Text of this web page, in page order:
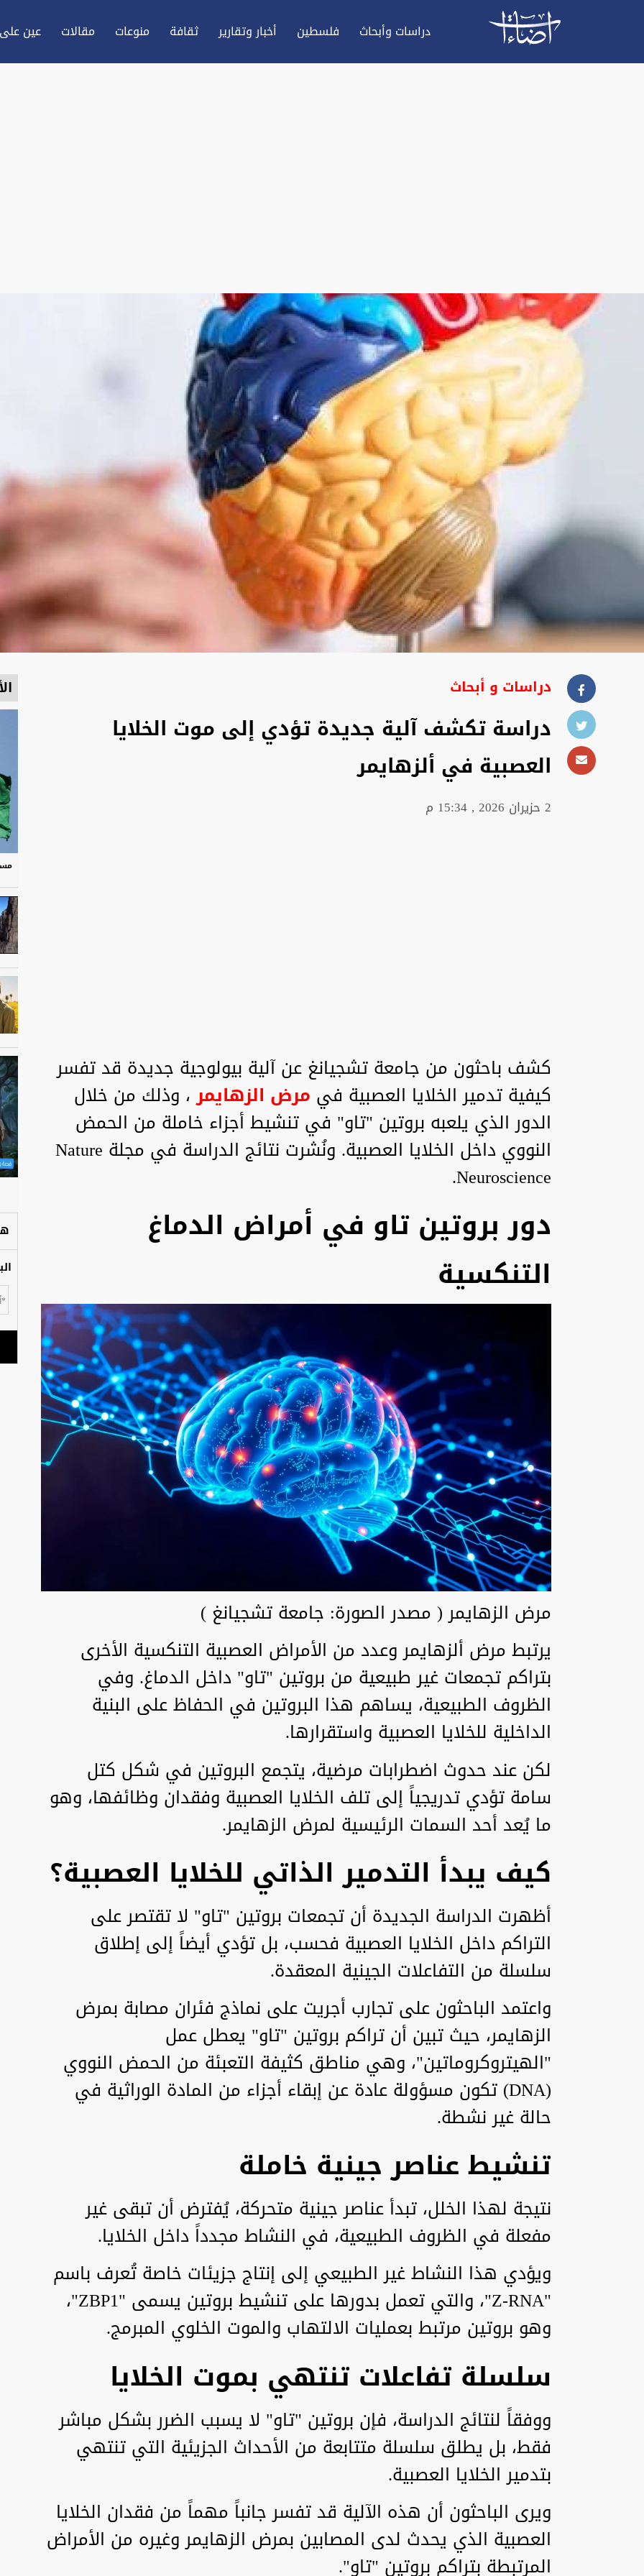
دراسات وأبحاث فلسطين أخبار وتقارير ثقافة منوعات مقالات عين
دراسات و أبحاث
دراسة تكشف آلية جديدة تؤدي إلى موت الخلايا
العصبية في ألزهايمر
2 حزيران 2026 , 15:34 م
كشف باحثون من جامعة تشجيانغ عن آلية بيولوجية جديدة قد تفسر
كيفية تدمير الخلايا العصبية في مرض الزهايمر، وذلك من خلال
الدور الذي يلعبه بروتين "تاو" في تنشيط أجزاء خاملة من الحمض
النووي داخل الخلايا العصبية. ونُشرت نتائج الدراسة في مجلة Nature
Neuroscience.
دور بروتين تاو في أمراض الدماغ
التنكسية
مرض الزهايمر ( مصدر الصورة: جامعة تشجيانغ )
يرتبط مرض ألزهايمر وعدد من الأمراض العصبية التنكسية الأخرى
بتراكم تجمعات غير طبيعية من بروتين "تاو" داخل الدماغ. وفي
الظروف الطبيعية، يساهم هذا البروتين في الحفاظ على البنية
الداخلية للخلايا العصبية واستقرارها.
لكن عند حدوث اضطرابات مرضية، يتجمع البروتين في شكل كتل
سامة تؤدي تدريجياً إلى تلف الخلايا العصبية وفقدان وظائفها، وهو
ما يُعد أحد السمات الرئيسية لمرض الزهايمر.
كيف يبدأ التدمير الذاتي للخلايا العصبية؟
أظهرت الدراسة الجديدة أن تجمعات بروتين "تاو" لا تقتصر على
التراكم داخل الخلايا العصبية فحسب، بل تؤدي أيضاً إلى إطلاق
سلسلة من التفاعلات الجينية المعقدة.
واعتمد الباحثون على تجارب أجريت على نماذج فئران مصابة بمرض
الزهايمر، حيث تبين أن تراكم بروتين "تاو" يعطل عمل
"الهيتروكروماتين"، وهي مناطق كثيفة التعبئة من الحمض النووي
(DNA) تكون مسؤولة عادة عن إبقاء أجزاء من المادة الوراثية في
حالة غير نشطة.
تنشيط عناصر جينية خاملة
نتيجة لهذا الخلل، تبدأ عناصر جينية متحركة، يُفترض أن تبقى غير
مفعلة في الظروف الطبيعية، في النشاط مجدداً داخل الخلايا.
ويؤدي هذا النشاط غير الطبيعي إلى إنتاج جزيئات خاصة تُعرف باسم
"Z-RNA"، والتي تعمل بدورها على تنشيط بروتين يسمى "ZBP1"،
وهو بروتين مرتبط بعمليات الالتهاب والموت الخلوي المبرمج.
سلسلة تفاعلات تنتهي بموت الخلايا
ووفقاً لنتائج الدراسة، فإن بروتين "تاو" لا يسبب الضرر بشكل مباشر
فقط، بل يطلق سلسلة متتابعة من الأحداث الجزيئية التي تنتهي
بتدمير الخلايا العصبية.
ويرى الباحثون أن هذه الآلية قد تفسر جانباً مهماً من فقدان الخلايا
العصبية الذي يحدث لدى المصابين بمرض الزهايمر وغيره من الأمراض
المرتبطة بتراكم بروتين "تاو".